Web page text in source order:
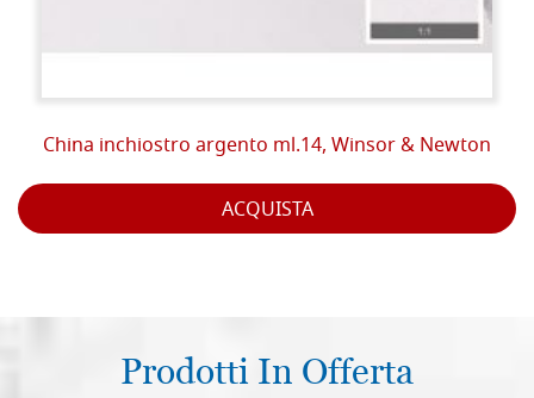
China inchiostro argento ml.14, Winsor & Newton
ACQUISTA
Prodotti In Offerta